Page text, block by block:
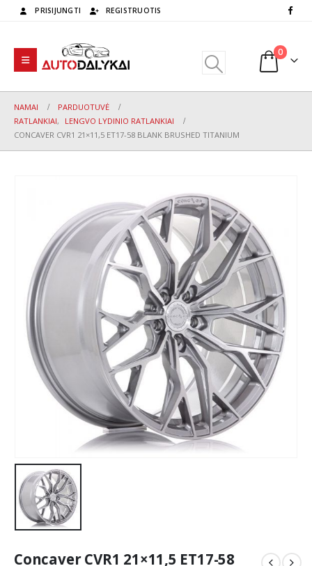
PRISIJUNGTI REGISTRUOTIS
0
NAMAI
PARDUOTUVĖ
RATLANKIAI,
LENGVO LYDINIO RATLANKIAI
CONCAVER CVR1 21×11,5 ET17-58 BLANK BRUSHED TITANIUM
Concaver CVR1 21×11,5 ET17-58